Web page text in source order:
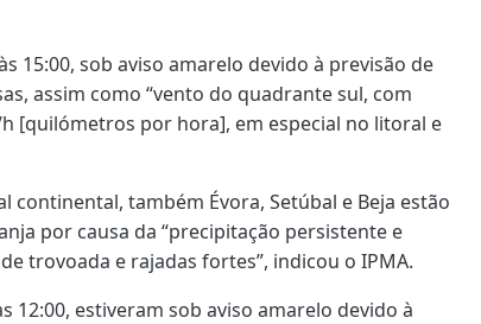
15:00, sob aviso amarelo devido à previsão de
assim como “vento do quadrante sul, com
[quilómetros por hora], em especial no litoral e
continental, também Évora, Setúbal e Beja estão
por causa da “precipitação persistente e
trovoada e rajadas fortes”, indicou o IPMA.
12:00, estiveram sob aviso amarelo devido à